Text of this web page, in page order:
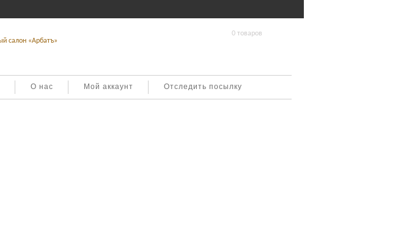
0 товаров
О нас Мой аккаунт Отследить посылку